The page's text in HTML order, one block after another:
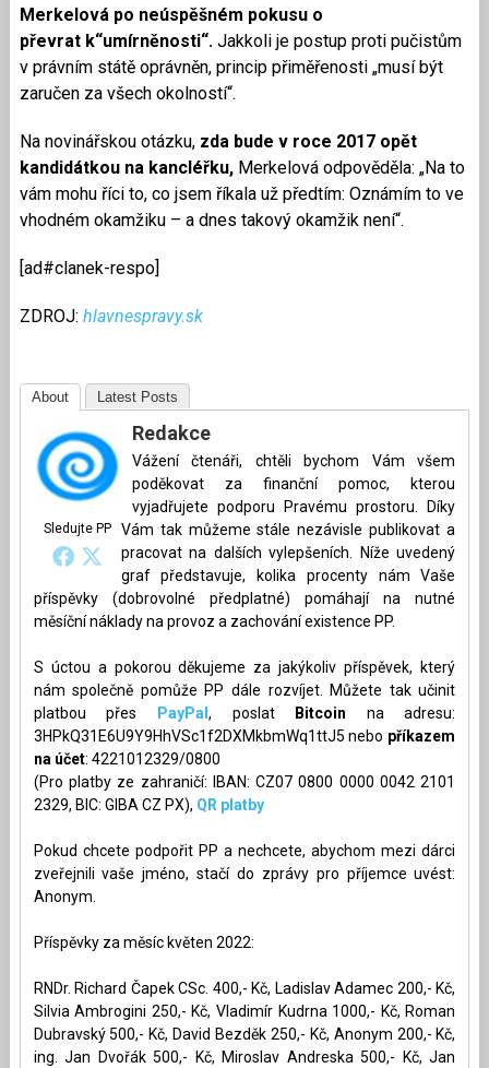
Merkelová po neúspěšném pokusu o
převrat k“umírněnosti“. Jakkoli je postup proti pučistům
v právním státě oprávněn, princip přiměřenosti „musí být
zaručen za všech okolností“.
Na novinářskou otázku, zda bude v roce 2017 opět
kandidátkou na kancléřku,Merkelová odpověděla: „Na to
vám mohu říci to, co jsem říkala už předtím: Oznámím to ve
vhodném okamžiku – a dnes takový okamžik není“.
[ad#clanek-respo]
ZDROJ: hlavnespravy.sk
About Latest Posts
Sledujte PP
Redakce
Vážení čtenáři, chtěli bychom Vám všem
poděkovat za finanční pomoc, kterou
vyjadřujete podporu Pravému prostoru. Díky
Vám tak můžeme stále nezávisle publikovat a
pracovat na dalších vylepšeních. Níže uvedený
graf představuje, kolika procenty nám Vaše
příspěvky (dobrovolné předplatné) pomáhají na nutné
měsíční náklady na provoz a zachování existence PP.
S úctou a pokorou děkujeme za jakýkoliv příspěvek, který
nám společně pomůže PP dále rozvíjet. Můžete tak učinit
platbou přes
PayPal , poslat Bitcoin na adresu:
3HPkQ31E6U9Y9HhVSc1f2DXMkbmWq1ttJ5 nebo příkazem
na účet: 4221012329/0800
(Pro platby ze zahraničí: IBAN: CZ07 0800 0000 0042 2101
2329, BIC: GIBA CZ PX), QR platby
Pokud chcete podpořit PP a nechcete, abychom mezi dárci
zveřejnili vaše jméno, stačí do zprávy pro příjemce uvést:
Anonym.
Příspěvky za měsíc květen 2022:
RNDr. Richard Čapek CSc. 400,- Kč, Ladislav Adamec 200,- Kč,
Silvia Ambrogini 250,- Kč, Vladimír Kudrna 1000,- Kč, Roman
Dubravský 500,- Kč, David Bezděk 250,- Kč, Anonym 200,- Kč,
ing. Jan Dvořák 500,- Kč, Miroslav Andreska 500,- Kč, Jan